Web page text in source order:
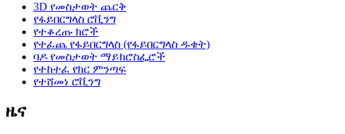
3D የመስታወት ጨርቅ
የፋይበርግላስ ሮቪንግ
የተቆረጡ ክሮች
የተፈጨ የፋይበርግላስ (የፋይበርግላስ ዱቄት)
ባዶ የመስታወት ማይክሮስፌሮች
የተከተፈ የክር ምንጣፍ
የተሸመነ ሮቪንግ
ዜና